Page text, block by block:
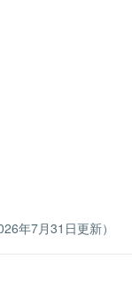
年7月31日更新）